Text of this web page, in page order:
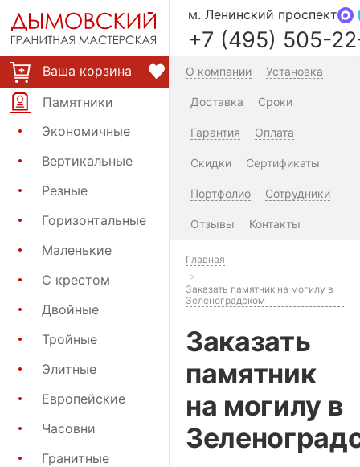
Ваша корзина
Памятники
Экономичные
Вертикальные
Резные
Горизонтальные
Маленькие
С крестом
Двойные
Тройные
Элитные
Европейские
Часовни
Гранитные
м. Ленинский проспект
+7 (495) 505-
О компании Установка
Доставка Сроки
Гарантия Оплата
Скидки Сертификаты
Портфолио Сотрудники
Отзывы Контакты
Главная
Заказать памятник на могилу в
Зеленоградском
Заказать
памятник
на могилу в